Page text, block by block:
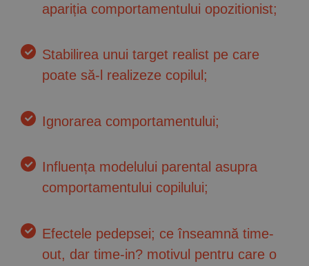
apariția comportamentului opozitionist;
Stabilirea unui target realist pe care
poate să-l realizeze copilul;
Ignorarea comportamentului;
Influența modelului parental asupra
comportamentului copilului;
Efectele pedepsei; ce înseamnă time-
out, dar time-in? motivul pentru care o